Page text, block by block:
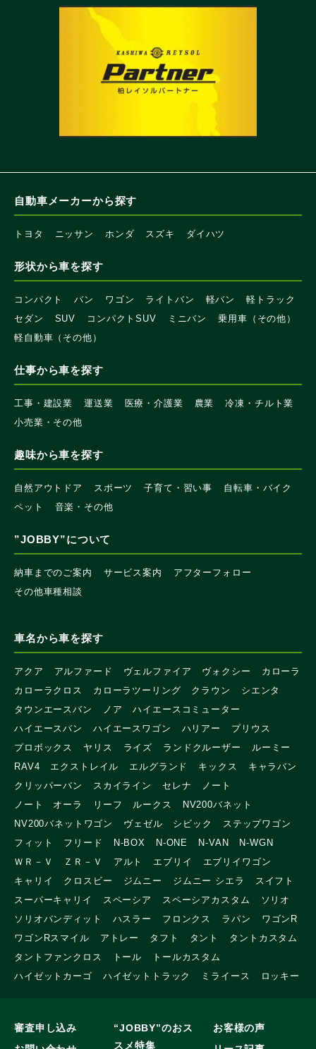
自動車メーカーから探す
トヨタ ニッサン ホンダ スズキ ダイハツ
形状から車を探す
コンパクト バン ワゴン ライトバン 軽バン
軽トラック
セダン
SUV コンパクトSUV ミニバン
乗用車（その他）
軽自動車（その他）
仕事から車を探す
工事・建設業 運送業 医療・介護業 農業
冷凍・チルト業
小売業・その他
趣味から車を探す
自然アウトドア スポーツ 子育て・習い事
自転車・バイク
ペット
音楽・その他
”JOBBY”について
納車までのご案内 サービス案内
アフターフォロー
その他車種相談
車名から車を探す
アクア アルファード ヴェルファイア ヴォクシー
カローラ
カローラクロス
カローラツーリング クラウン
シエンタ
タウンエースバン
ノア
ハイエースコミューター
ハイエースバン
ハイエースワゴン ハリアー
プリウス
プロボックス
ヤリス ライズ ランドクルーザー
ルーミー
RAV4
エクストレイル エルグランド キックス
キャラバン
クリッパーバン
スカイライン セレナ
ノート
ノート オーラ
リーフ ルークス
NV200バネット
NV200バネットワゴン
ヴェゼル シビック
ステップワゴン
フィット
フリード N-BOX N-ONE N-VAN
N-WGN
ＷＲ－Ｖ
ＺＲ－Ｖ アルト エブリイ
エブリイワゴン
キャリイ
クロスビー ジムニー ジムニー シエラ
スイフト
スーパーキャリイ
スペーシア スペーシアカスタム
ソリオ
ソリオバンディット
ハスラー フロンクス ラパン
ワゴンR
ワゴンRスマイル
アトレー タフト タント
タントカスタム
タントファンクロス
トール
トールカスタム
ハイゼットカーゴ
ハイゼットトラック ミライース ロッキー
審査申し込み
“JOBBY”のおス
スメ特集
お客様の声